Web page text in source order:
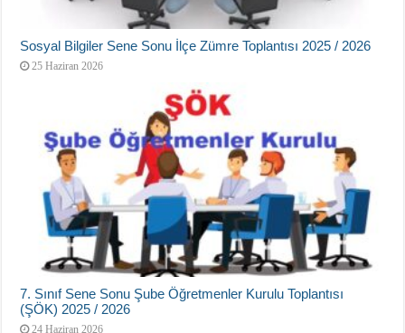
Sosyal Bilgiler Sene Sonu İlçe Zümre Toplantısı 2025 / 2026
25 Haziran 2026
7. Sınıf Sene Sonu Şube Öğretmenler Kurulu Toplantısı
(ŞÖK) 2025 / 2026
24 Haziran 2026